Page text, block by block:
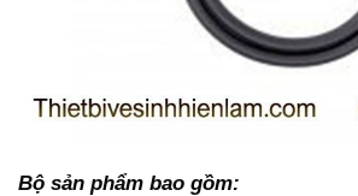
Bộ sản phẩm bao gồm: